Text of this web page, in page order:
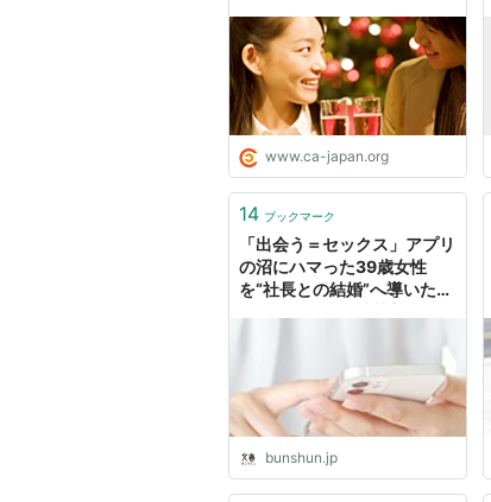
www.ca-japan.org
14 ブックマーク
「出会う＝セックス」アプリ
の沼にハマった39歳女性
を“社長との結婚”へ導いた婚
bunshun.jp